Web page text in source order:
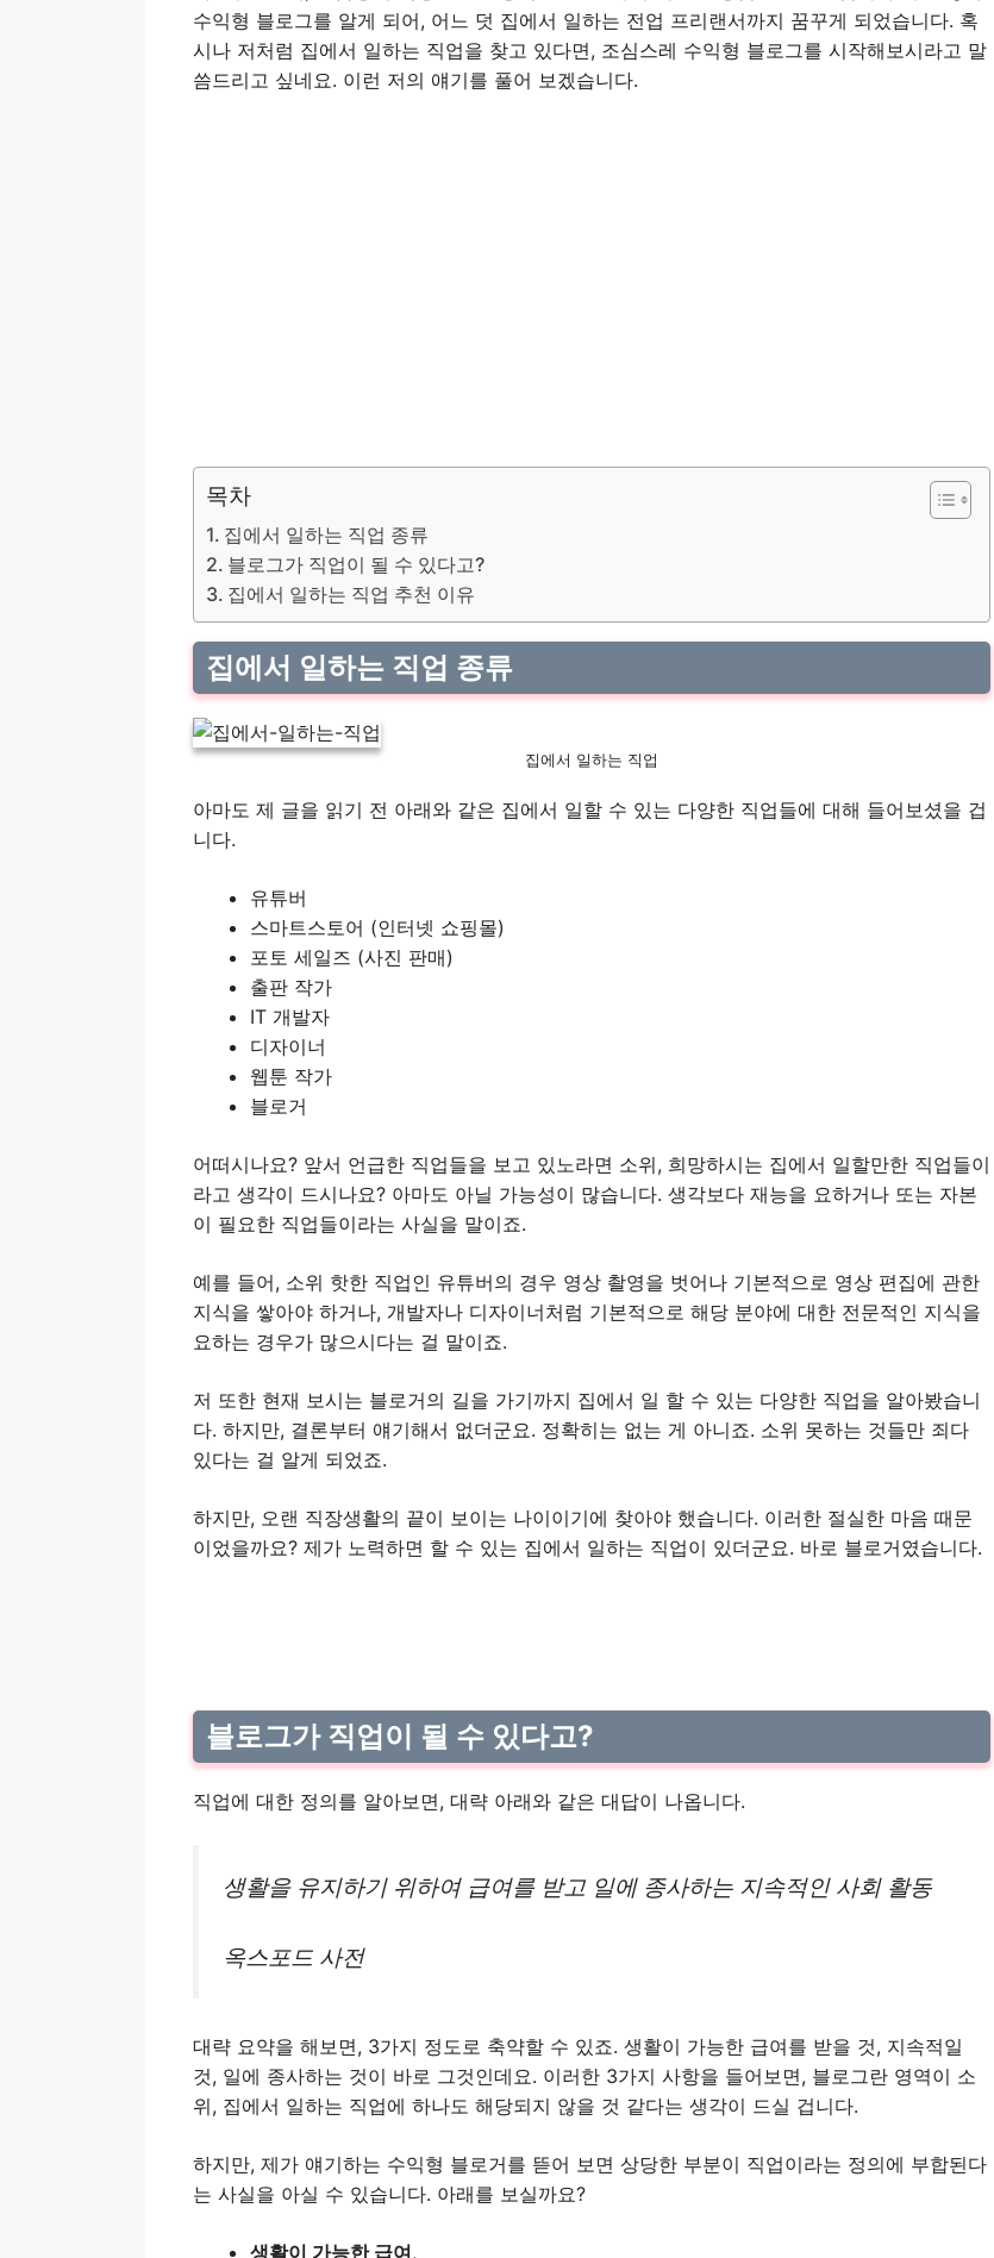
수익형 블로그를 알게 되어, 어느 덧 집에서 일하는 전업 프리랜서까지 꿈꾸게 되었습니다. 혹
시나 저처럼 집에서 일하는 직업을 찾고 있다면, 조심스레 수익형 블로그를 시작해보시라고 말
씀드리고 싶네요. 이런 저의 얘기를 풀어 보겠습니다.
목차
집에서 일하는 직업 종류
블로그가 직업이 될 수 있다고?
집에서 일하는 직업 추천 이유
집에서 일하는 직업 종류
집에서 일하는 직업
아마도 제 글을 읽기 전 아래와 같은 집에서 일할 수 있는 다양한 직업들에 대해 들어보셨을 겁
니다.
유튜버
스마트스토어 (인터넷 쇼핑몰)
포토 세일즈 (사진 판매)
출판 작가
IT 개발자
디자이너
웹툰 작가
블로거
어떠시나요? 앞서 언급한 직업들을 보고 있노라면 소위, 희망하시는 집에서 일할만한 직업들이
라고 생각이 드시나요? 아마도 아닐 가능성이 많습니다. 생각보다 재능을 요하거나 또는 자본
이 필요한 직업들이라는 사실을 말이죠.
예를 들어, 소위 핫한 직업인 유튜버의 경우 영상 촬영을 벗어나 기본적으로 영상 편집에 관한
지식을 쌓아야 하거나, 개발자나 디자이너처럼 기본적으로 해당 분야에 대한 전문적인 지식을
요하는 경우가 많으시다는 걸 말이죠.
저 또한 현재 보시는 블로거의 길을 가기까지 집에서 일 할 수 있는 다양한 직업을 알아봤습니
다. 하지만, 결론부터 얘기해서 없더군요. 정확히는 없는 게 아니죠. 소위 못하는 것들만 죄다
있다는 걸 알게 되었죠.
하지만, 오랜 직장생활의 끝이 보이는 나이이기에 찾아야 했습니다. 이러한 절실한 마음 때문
이었을까요? 제가 노력하면 할 수 있는 집에서 일하는 직업이 있더군요. 바로 블로거였습니다.
블로그가 직업이 될 수 있다고?
직업에 대한 정의를 알아보면, 대략 아래와 같은 대답이 나옵니다.
생활을 유지하기 위하여 급여를 받고 일에 종사하는 지속적인 사회 활동
옥스포드 사전
대략 요약을 해보면, 3가지 정도로 축약할 수 있죠. 생활이 가능한 급여를 받을 것, 지속적일
것, 일에 종사하는 것이 바로 그것인데요. 이러한 3가지 사항을 들어보면, 블로그란 영역이 소
위, 집에서 일하는 직업에 하나도 해당되지 않을 것 같다는 생각이 드실 겁니다.
하지만, 제가 얘기하는 수익형 블로거를 뜯어 보면 상당한 부분이 직업이라는 정의에 부합된다
는 사실을 아실 수 있습니다. 아래를 보실까요?
생활이 가능한 급여,